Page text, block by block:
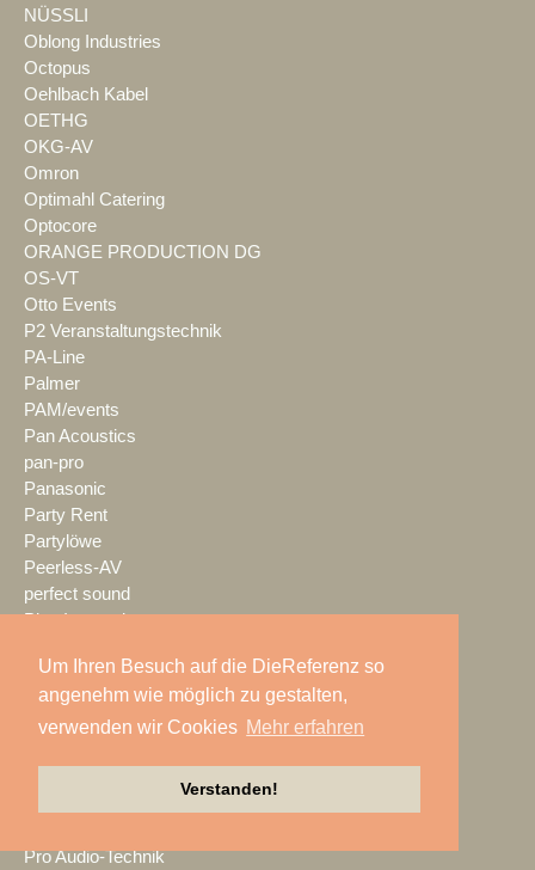
Um Ihren Besuch auf die DieReferenz so
angenehm wie möglich zu gestalten,
verwenden wir Cookies Mehr erfahren
Verstanden!
NÜSSLI
Oblong Industries
Octopus
Oehlbach Kabel
OETHG
OKG-AV
Omron
Optimahl Catering
Optocore
ORANGE PRODUCTION DG
OS-VT
Otto Events
P2 Veranstaltungstechnik
PA-Line
Palmer
PAM/events
Pan Acoustics
pan-pro
Panasonic
Party Rent
Partylöwe
Peerless-AV
perfect sound
Pico Interactive
PK Sound
PlexusAV
Point Source Audio
Pro Audio-Technik